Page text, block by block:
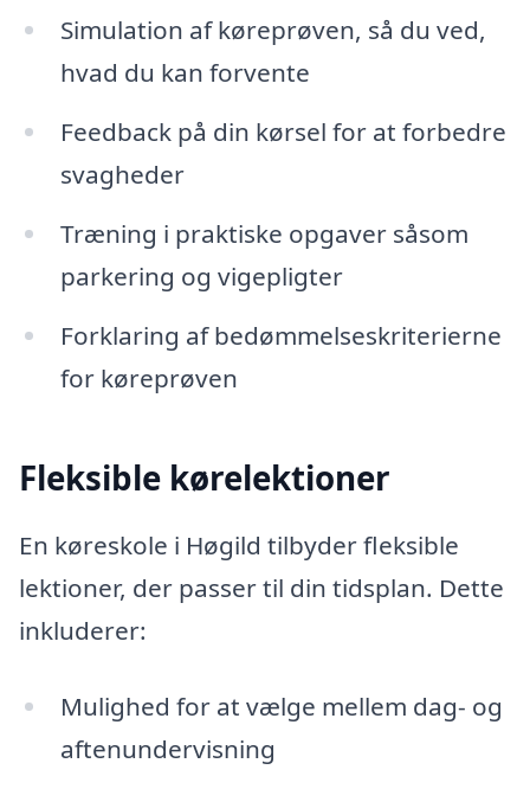
Simulation af køreprøven, så du ved,
hvad du kan forvente
Feedback på din kørsel for at forbedre
svagheder
Træning i praktiske opgaver såsom
parkering og vigepligter
Forklaring af bedømmelseskriterierne
for køreprøven
Fleksible kørelektioner
En køreskole i Høgild tilbyder fleksible
lektioner, der passer til din tidsplan. Dette
inkluderer:
Mulighed for at vælge mellem dag- og
aftenundervisning